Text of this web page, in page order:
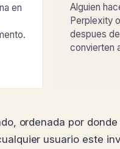
en
Alguien
Perplexity
despues
convierten
ordenada por
usuario este